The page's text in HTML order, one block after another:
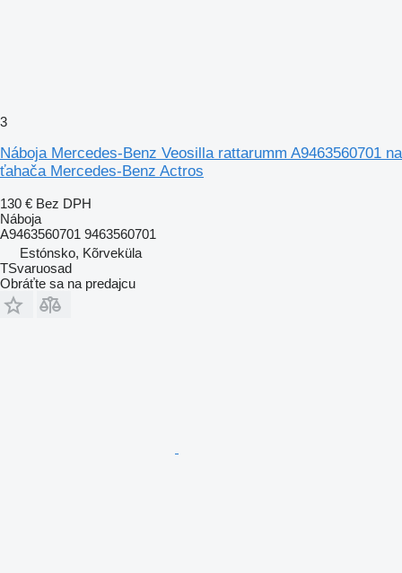
3
Náboja Mercedes-Benz Veosilla rattarumm A9463560701 na
ťahača Mercedes-Benz Actros
130 € Bez DPH
Náboja
A9463560701 9463560701
Estónsko, Kõrveküla
TSvaruosad
Obráťte sa na predajcu